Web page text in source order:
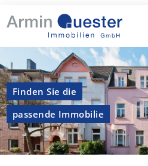
Finden Sie die
passende Immobilie